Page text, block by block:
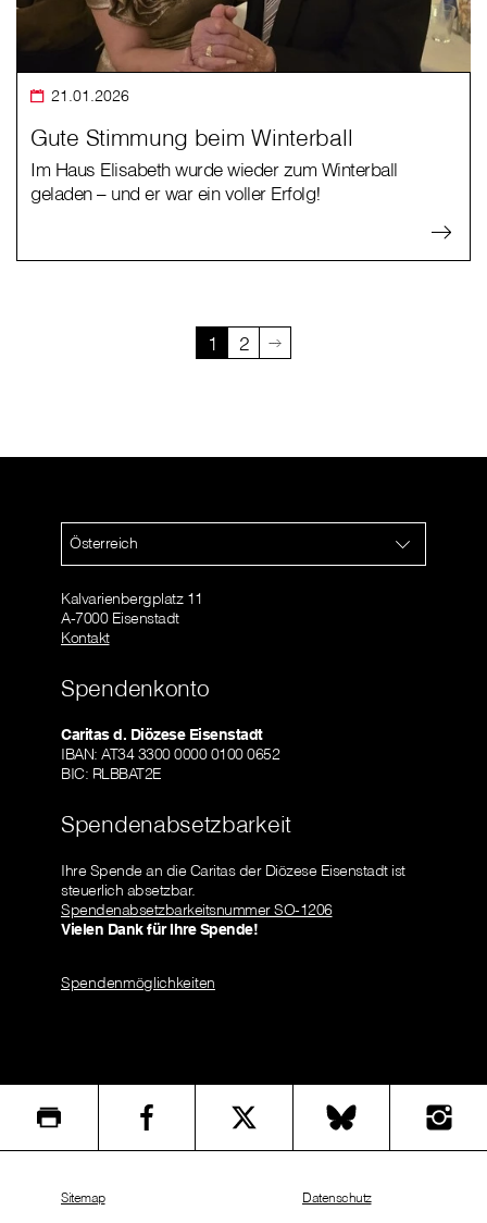
21.01.2026
Gute Stimmung beim Winterball
Im Haus Elisabeth wurde wieder zum Winterball
geladen – und er war ein voller Erfolg!
1 2
Österreich
Kalvarienbergplatz 11
A-7000 Eisenstadt
Kontakt
Spendenkonto
Caritas d. Diözese Eisenstadt
IBAN: AT34 3300 0000 0100 0652
BIC: RLBBAT2E
Spendenabsetzbarkeit
Ihre Spende an die Caritas der Diözese Eisenstadt ist
steuerlich absetzbar.
Spendenabsetzbarkeitsnummer SO-1206
Vielen Dank für Ihre Spende!
Spendenmöglichkeiten
Sitemap Datenschutz